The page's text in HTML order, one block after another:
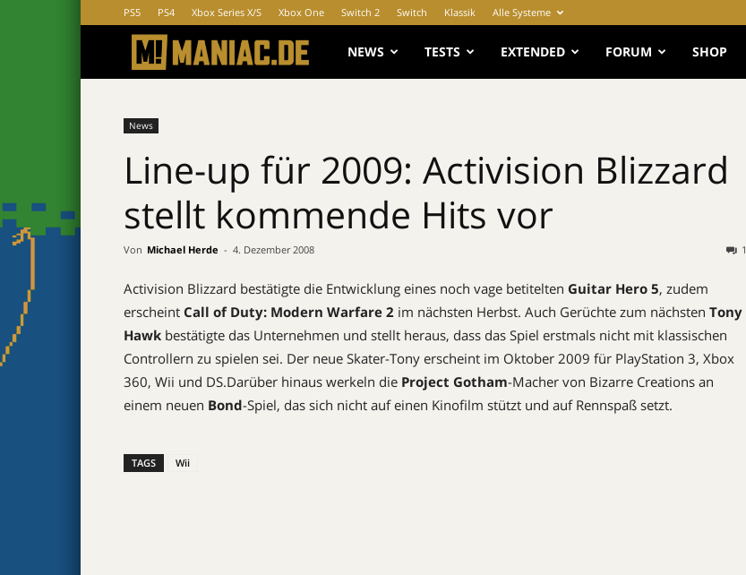
PS5 PS4 Xbox Series X/S Xbox One Switch 2 Switch Klassik Alle Systeme
MANIAC.de
NEWS TESTS EXTENDED FORUM SHOP
News
Line-up für 2009: Activision Blizzard
stellt kommende Hits vor
Von Michael Herde - 4. Dezember 2008 1
Activision Blizzard bestätigte die Entwicklung eines noch vage betitelten Guitar Hero 5, zudem
erscheint Call of Duty: Modern Warfare 2 im nächsten Herbst. Auch Gerüchte zum nächsten Tony
Hawk bestätigte das Unternehmen und stellt heraus, dass das Spiel erstmals nicht mit klassischen
Controllern zu spielen sei. Der neue Skater-Tony erscheint im Oktober 2009 für PlayStation 3, Xbox
360, Wii und DS.Darüber hinaus werkeln die Project Gotham-Macher von Bizarre Creations an
einem neuen Bond-Spiel, das sich nicht auf einen Kinofilm stützt und auf Rennspaß setzt.
TAGS Wii